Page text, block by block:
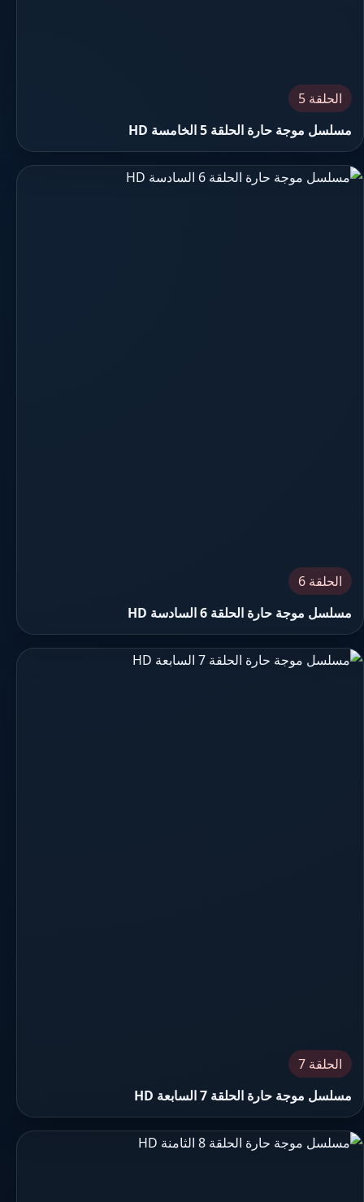
الحلقة 5
مسلسل موجة حارة الحلقة 5 الخامسة HD
الحلقة 6
مسلسل موجة حارة الحلقة 6 السادسة HD
الحلقة 7
مسلسل موجة حارة الحلقة 7 السابعة HD